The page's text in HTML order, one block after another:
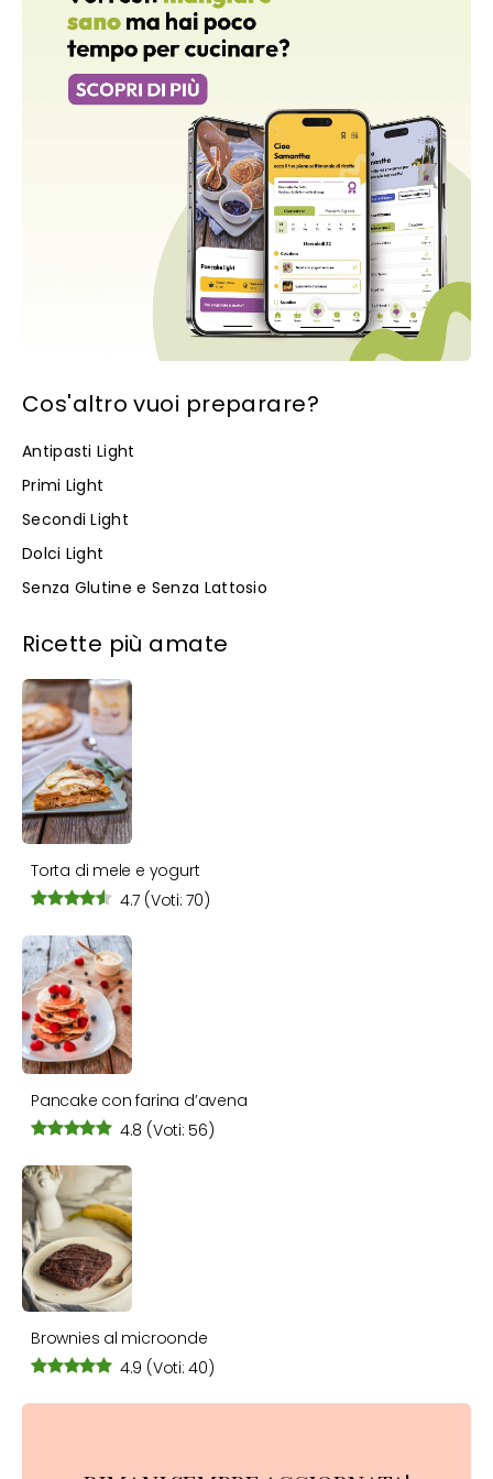
Quanto tempo deve cuocere la torta di pane?
cotturadella mia torta di pane è di
è un bel po! I tempi variano di ricetta a ricetta. Alcune
torte di pane richiedono una cottura di 45 min,
soprattutto se contengono uova.
Tempi e metodi di conservazione –
Puoi conservare la
torta di pane al cioccolato per 2-3 giorni a temperatura
Che teglia posso utilizzare? –Puoi utilizzare una teglia
rotonda da 22 cm = Teglia rettangolare 22 x 17 cm =
Teglia quadrata 19,5 x 19,5 cm
Cos'altro vuoi preparare?
Antipasti Light
Primi Light
Secondi Light
Dolci Light
Senza Glutine e Senza Lattosio
Ricette più amate
Torta di mele e yogurt
4.7 (Voti: 70)
Pancake con farina d’avena
4.8 (Voti: 56)
Brownies al microonde
4.9 (Voti: 40)